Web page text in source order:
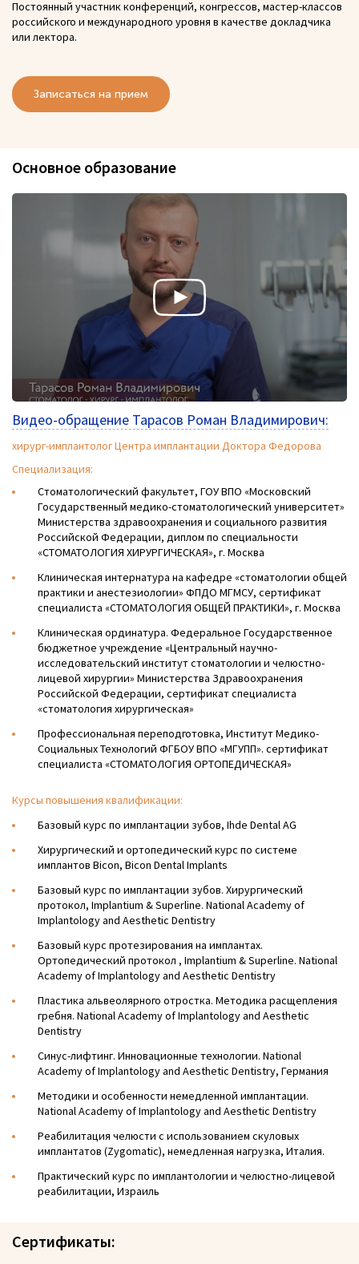
Постоянный участник конференций, конгрессов, мастер-классов
российского и международного уровня в качестве докладчика
или лектора.
Записаться на прием
Основное образование
Специализация:
Стоматологический факультет, ГОУ ВПО «Московский
Государственный медико-стоматологический университет»
Министерства здравоохранения и социального развития
Российской Федерации, диплом по специальности
«СТОМАТОЛОГИЯ ХИРУРГИЧЕСКАЯ», г. Москва
Клиническая интернатура на кафедре «стоматологии общей
практики и анестезиологии» ФПДО МГМСУ, сертификат
специалиста «СТОМАТОЛОГИЯ ОБЩЕЙ ПРАКТИКИ», г. Москва
Клиническая ординатура. Федеральное Государственное
бюджетное учреждение «Центральный научно-
исследовательский институт стоматологии и челюстно-
лицевой хирургии» Министерства Здравоохранения
Российской Федерации, сертификат специалиста
«стоматология хирургическая»
Профессиональная переподготовка, Институт Медико-
Социальных Технологий ФГБОУ ВПО «МГУПП». сертификат
специалиста «СТОМАТОЛОГИЯ ОРТОПЕДИЧЕСКАЯ»
Курсы повышения квалификации:
Базовый курс по имплантации зубов, Ihde Dental AG
Хирургический и ортопедический курс по системе
имплантов Bicon, Bicon Dental Implants
Базовый курс по имплантации зубов. Хирургический
протокол, Implantium & Superline. National Academy of
Implantology and Aesthetic Dentistry
Базовый курс протезирования на имплантах.
Ортопедический протокол , Implantium & Superline. National
Academy of Implantology and Aesthetic Dentistry
Пластика альвеолярного отростка. Методика расщепления
гребня. National Academy of Implantology and Aesthetic
Dentistry
Синус-лифтинг. Инновационные технологии. National
Academy of Implantology and Aesthetic Dentistry, Германия
Методики и особенности немедленной имплантации.
National Academy of Implantology and Aesthetic Dentistry
Реабилитация челюсти с использованием скуловых
имплантатов (Zуgomatic), немедленная нагрузка, Италия.
Практический курс по имплантологии и челюстно-лицевой
реабилитации, Израиль
Видео-обращение Тарасов Роман Владимирович:
хирург-имплантолог Центра имплантации Доктора Федорова
Сертификаты: